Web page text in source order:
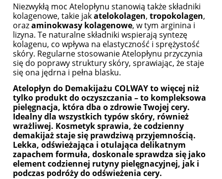
Niezwykłą moc Atelopłynu stanowią także składniki
kolagenowe, takie jakatelokolagen, tropokolagen,
orazaminokwasy kolagenowe, w tym arginina i
lizyna. Te naturalne składniki wspierają syntezę
kolagenu, co wpływa na elastyczność i sprężystość
skóry. Regularne stosowanie Atelopłynu przyczynia
się do poprawy struktury skóry, sprawiając, że staje
się ona jędrna i pełna blasku.
Atelopłyn do Demakijażu COLWAY to więcej niż
tylko produkt do oczyszczania – to kompleksowa
pielęgnacja, która dba o zdrowie Twojej cery.
Idealny dla wszystkich typów skóry, również
wrażliwej. Kosmetyk sprawia, że codzienny
demakijaż staje się prawdziwą przyjemnością.
Lekka, odświeżająca i otulająca delikatnym
zapachem formuła, doskonale sprawdza się jako
element codziennej rutyny pielęgnacyjnej, jak i
podczas podróży do odświeżenia cery.